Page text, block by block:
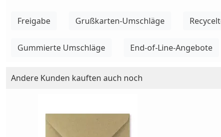
Freigabe Grußkarten-Umschläge
Gummierte Umschläge End-of-Line-Angebote
Andere Kunden kauften auch noch